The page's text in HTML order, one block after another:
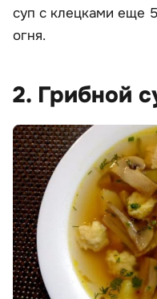
суп с клецками еще
огня.
2. Грибной